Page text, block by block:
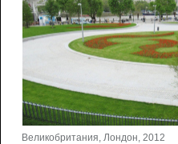
Великобритания, Лондон, 2012